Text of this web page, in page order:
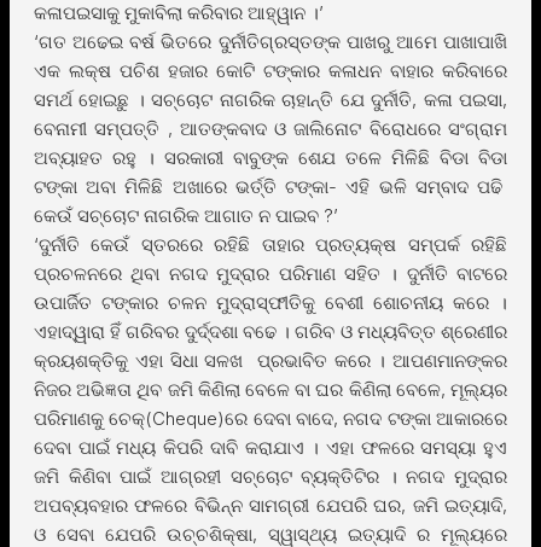
କଳାପଇସାକୁ ମୁକାବିଲା କରିବାର ଆହ୍ୱାନ ।’
‘ଗତ ଅଢେଇ ବର୍ଷ ଭିତରେ ଦୁର୍ନୀତିଗ୍ରସ୍ତଙ୍କ ପାଖରୁ ଆମେ ପାଖାପାଖି
ଏକ ଲକ୍ଷ ପଚିଶ ହଜାର କୋଟି ଟଙ୍କାର କଳାଧନ ବାହାର କରିବାରେ
ସମର୍ଥ ହୋଇଛୁ । ସଚ୍ଚୋଟ ନାଗରିକ ଚାହାନ୍ତି ଯେ ଦୁର୍ନୀତି, କଳା ପଇସା,
ବେନାମୀ ସମ୍ପତ୍ତି , ଆତଙ୍କବାଦ ଓ ଜାଲିନୋଟ ବିରୋଧରେ ସଂଗ୍ରାମ
ଅବ୍ୟାହତ ରହୁ । ସରକାରୀ ବାବୁଙ୍କ ଶେଯ ତଳେ ମିଳିଛି ବିଡା ବିଡା
ଟଙ୍କା ଅବା ମିଳିଛି ଅଖାରେ ଭର୍ତ୍ତି ଟଙ୍କା- ଏହି ଭଳି ସମ୍ବାଦ ପଢି
କେଉଁ ସଚ୍ଚୋଟ ନାଗରିକ ଆଗାତ ନ ପାଇବ ?’
‘ଦୁର୍ନୀତି କେଉଁ ସ୍ତରରେ ରହିଛି ତାହାର ପ୍ରତ୍ୟକ୍ଷ ସମ୍ପର୍କ ରହିଛି
ପ୍ରଚଳନରେ ଥିବା ନଗଦ ମୁଦ୍ରାର ପରିମାଣ ସହିତ । ଦୁର୍ନୀତି ବାଟରେ
ଉପାର୍ଜିତ ଟଙ୍କାର ଚଳନ ମୁଦ୍ରାସ୍ଫୀତିକୁ ବେଶୀ ଶୋଚନୀୟ କରେ ।
ଏହାଦ୍ୱାରା ହିଁ ଗରିବର ଦୁର୍ଦ୍ଦଶା ବଢେ । ଗରିବ ଓ ମଧ୍ୟବିତ୍ତ ଶ୍ରେଣୀର
କ୍ରୟଶକ୍ତିକୁ ଏହା ସିଧା ସଳଖ ପ୍ରଭାବିତ କରେ । ଆପଣମାନଙ୍କର
ନିଜର ଅଭିଜ୍ଞତା ଥିବ ଜମି କିଣିଲା ବେଳେ ବା ଘର କିଣିଲା ବେଳେ, ମୂଲ୍ୟର
ପରିମାଣକୁ ଚେକ୍(Cheque)ରେ ଦେବା ବାଦେ, ନଗଦ ଟଙ୍କା ଆକାରରେ
ଦେବା ପାଇଁ ମଧ୍ୟ କିପରି ଦାବି କରାଯାଏ । ଏହା ଫଳରେ ସମସ୍ୟା ହୁଏ
ଜମି କିଣିବା ପାଇଁ ଆଗ୍ରହୀ ସଚ୍ଚୋଟ ବ୍ୟକ୍ତିଟିର । ନଗଦ ମୁଦ୍ରାର
ଅପବ୍ୟବହାର ଫଳରେ ବିଭିନ୍ନ ସାମଗ୍ରୀ ଯେପରି ଘର, ଜମି ଇତ୍ୟାଦି,
ଓ ସେବା ଯେପରି ଉଚ୍ଚଶିକ୍ଷା, ସ୍ୱାସ୍ଥ୍ୟ ଇତ୍ୟାଦି ର ମୂଲ୍ୟରେ